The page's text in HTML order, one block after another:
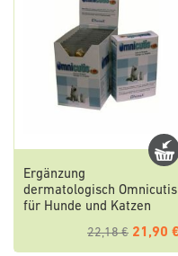
Ergänzung
dermatologisch Omnicutis
für Hunde und Katzen
22,18 € 21,90 €